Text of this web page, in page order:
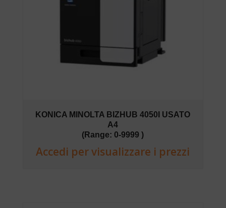
KONICA MINOLTA BIZHUB 4050I USATO
A4
(Range: 0-9999 )
Accedi per visualizzare i prezzi